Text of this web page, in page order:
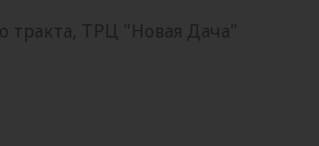
тракта, ТРЦ "Новая Дача"